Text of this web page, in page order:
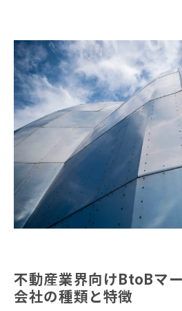
不動産業界向けBtoBマ
会社の種類と特徴